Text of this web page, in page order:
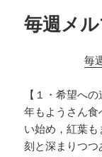
毎週メ
毎
【１・希望へ
年もようさん
い始め，紅葉
刻と深まりつ